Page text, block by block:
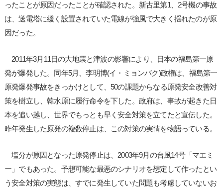
ったことが原因だったことが確認された。新古里第1、2号機の事故
は、送電塔に緩く設置されていた電線が強風で大きく揺れたのが原
因だった。
2011年3月11日の大地震と津波の影響により、日本の福島第一原
発が爆発した。同年5月、李明博(イ・ミョンバク)政権は、福島第一
原発爆発事故をきっかけとして、50の課題からなる原発安全改善対
策を樹立し、韓水原に履行命令を下した。政府は、事故が起きた日
本を追い越し、世界でもっとも早く安全対策を立てたと宣伝した。
昨年発生した原発の複数停止は、この対策の実情を物語っている。
塩分が原因となった原発停止は、2003年9月の台風14号「マエミ
ー」でもあった。予想可能な最悪のシナリオを想定して作ったとい
う安全対策の実態は、すでに発生していた問題も考慮していないお